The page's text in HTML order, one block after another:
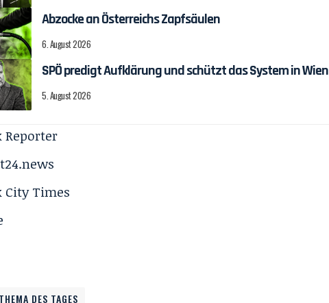
Abzocke an Österreichs Zapfsäulen
6. August 2026
SPÖ predigt Aufklärung und schützt das System in Wien
5. August 2026
Reporter
City Times
THEMA DES TAGES